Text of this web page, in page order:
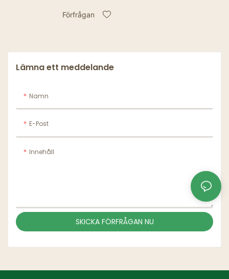
Förfrågan
Lämna ett meddelande
Namn
E-Post
Innehåll
SKICKA FÖRFRÅGAN NU